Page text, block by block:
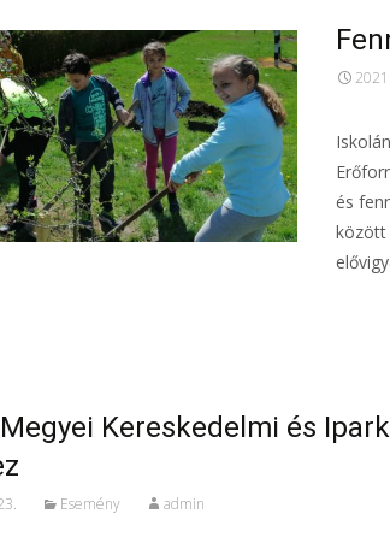
és
között
Kereskedelmi és
Esemény admin